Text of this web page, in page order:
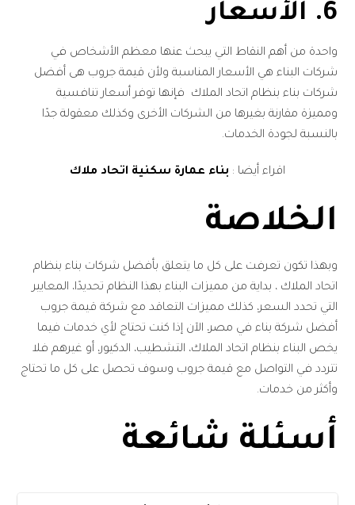
6. الأسعار
واحدة من أهم النقاط التي يبحث عنها معظم الأشخاص في
شركات البناء هي الأسعار المناسبة ولأن قيمة جروب هى أفضل
شركات بناء بنظام اتحاد الملاك فإنها توفر أسعار تنافسية
ومميزة مقارنة بغيرها من الشركات الأخرى وكذلك معقولة جدًا
بالنسبة لجودة الخدمات.
اقراء أيضا : بناء عمارة سكنية اتحاد ملاك
الخلاصة
وبهذا تكون تعرفت على كل ما يتعلق بأفضل شركات بناء بنظام
اتحاد الملاك ، بداية من مميزات البناء بهذا النظام تحديدًا، المعايير
التي تحدد السعر، كذلك مميزات التعاقد مع شركة قيمة جروب
أفضل شركة بناء في مصر، الآن إذا كنت تحتاج لأي خدمات فيما
يخص البناء بنظام اتحاد الملاك، التشطيب، الدكيور، أو غيرهم فلا
تتردد في التواصل مع قيمة جروب وسوف تحصل على كل ما تحتاج
وأكثر من خدمات.
أسئلة شائعة